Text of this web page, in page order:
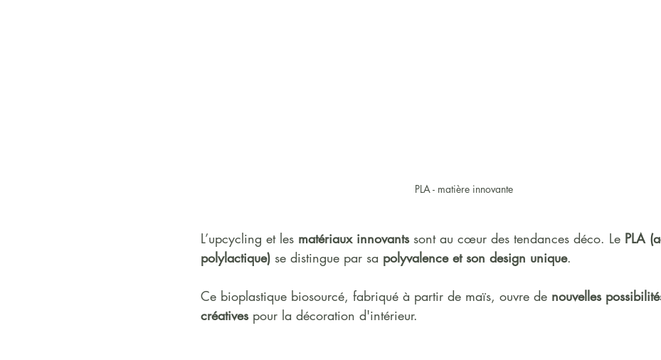
PLA - matière innovante
L’upcycling et les matériaux innovants sont au cœur des tendances déco. Le PLA
polylactique) se distingue par sa polyvalence et son design unique.
Ce bioplastique biosourcé, fabriqué à partir de maïs, ouvre de nouvelles
créatives pour la décoration d'intérieur.